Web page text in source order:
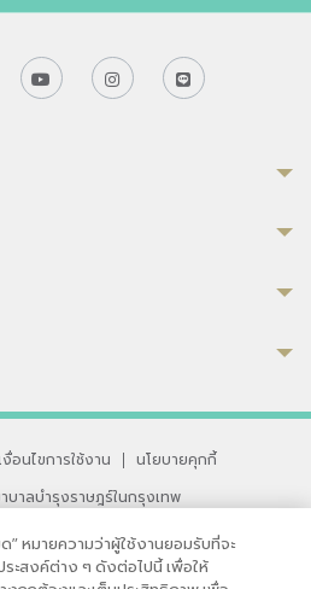
งื่อนไขการใช้งาน |
นโยบายคุกกี้
บาลบำรุงราษฎร์ในกรุงเทพ
นา กรุงเทพ 10110 ประเทศไทย
อปัญหาในการใช้เว็บไซต์ของเรา
หมายความว่าผู้ใช้งานยอมรับที่จะ
ะสงค์ต่าง ๆ ดังต่อไปนี้ เพื่อให้